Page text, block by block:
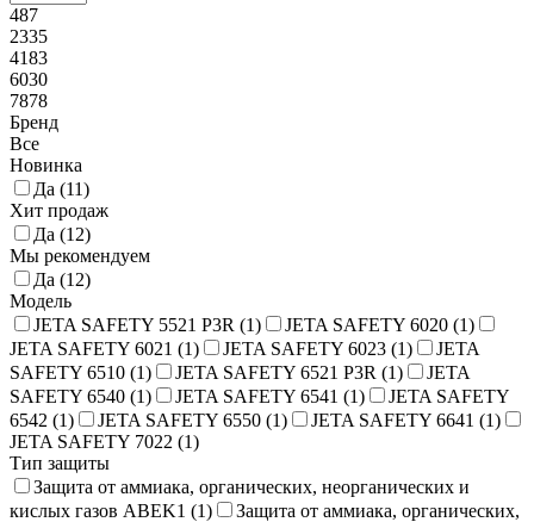
487
2335
4183
6030
7878
Бренд
Все
Новинка
Да (11)
Хит продаж
Да (12)
Мы рекомендуем
Да (12)
Модель
JETA SAFETY 5521 P3R (1) JETA SAFETY 6020 (1)
JETA SAFETY 6021 (1) JETA SAFETY 6023 (1)
JETA
SAFETY 6510 (1) JETA SAFETY 6521 P3R (1)
JETA
SAFETY 6540 (1) JETA SAFETY 6541 (1)
JETA SAFETY
6542 (1) JETA SAFETY 6550 (1) JETA SAFETY 6641 (1)
JETA SAFETY 7022 (1)
Тип защиты
Защита от аммиака, органических, неорганических и
кислых газов ABEK1 (1)
Защита от аммиака, органических,